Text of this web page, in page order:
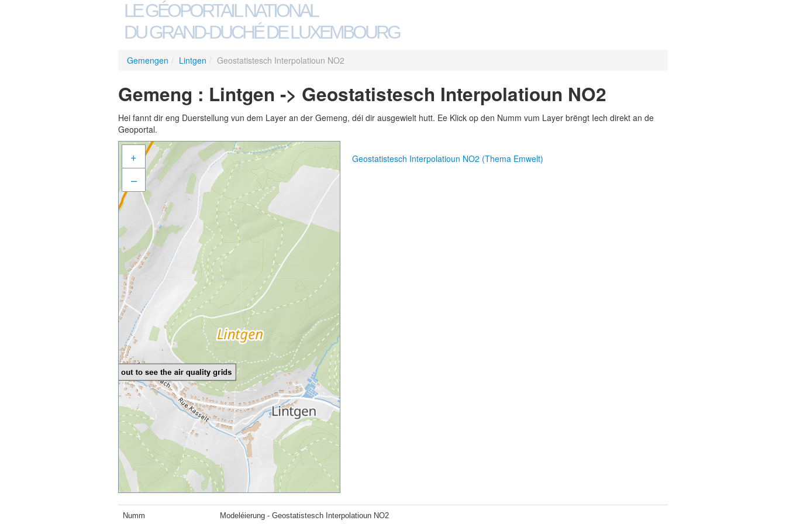
LE GÉOPORTAIL NATIONAL
DU GRAND-DUCHÉ DE LUXEMBOURG
Gemengen / Lintgen / Geostatistesch Interpolatioun NO2
Gemeng : Lintgen -> Geostatistesch Interpolatioun NO2
Hei fannt dir eng Duerstellung vun dem Layer an der Gemeng, déi dir ausgewielt hutt. Ee Klick op den Numm vum Layer brëngt Iech direkt an de
Geoportal.
+
–
Geostatistesch Interpolatioun NO2 (Thema Emwelt)
Numm Modeléierung - Geostatistesch Interpolatioun NO2